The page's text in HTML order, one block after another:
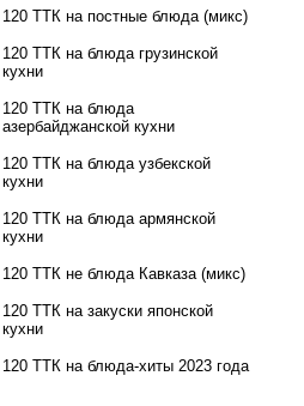
120 ТТК на постные блюда (микс)
120 ТТК на блюда грузинской
кухни
120 ТТК на блюда
азербайджанской кухни
120 ТТК на блюда узбекской
кухни
120 ТТК на блюда армянской
кухни
120 ТТК не блюда Кавказа (микс)
120 ТТК на закуски японской
кухни
120 ТТК на блюда-хиты 2023 года